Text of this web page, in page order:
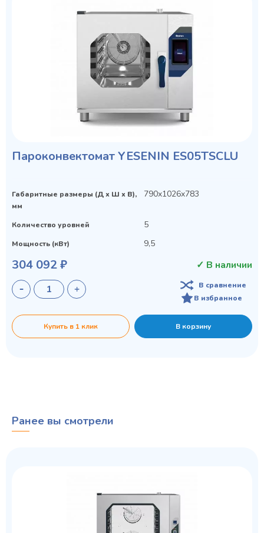
Пароконвектомат YESENIN ES05TSCLU
Габаритные размеры (Д х Ш х В),
мм
790x1026x783
Количество уровней 5
Мощность (кВт) 9,5
304 092 ₽ ✓ В наличии
В сравнение
В избранное
Купить в 1 клик В корзину
Ранее вы смотрели